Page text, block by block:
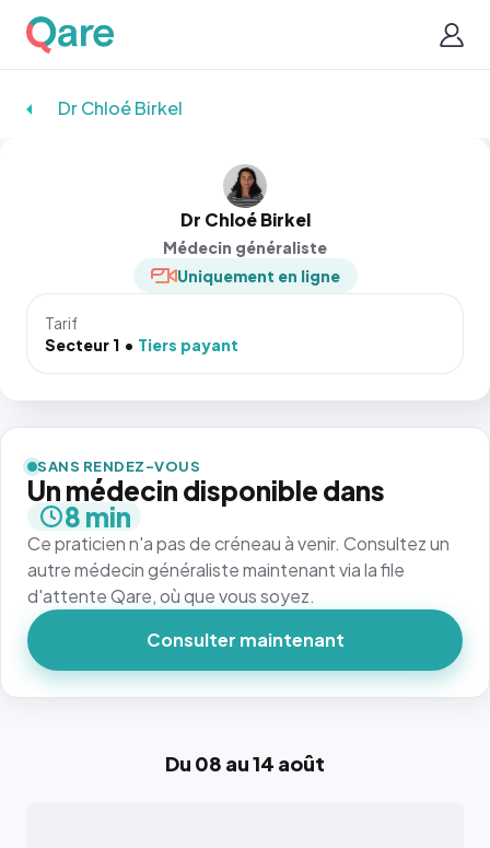
Dr Chloé Birkel
Dr Chloé Birkel
Médecin généraliste
Uniquement en ligne
Tarif
Secteur 1
Tiers payant
Du 08 au 14 août
SANS RENDEZ-VOUS
Un médecin disponible dans
8 min
Ce praticien n'a pas de créneau à venir. Consultez un
autre médecin généraliste maintenant via la file
d'attente Qare, où que vous soyez.
Consulter maintenant